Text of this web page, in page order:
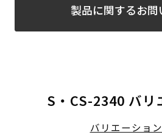
製品に関するお問
S・CS-2340 バリ
バリエーショ